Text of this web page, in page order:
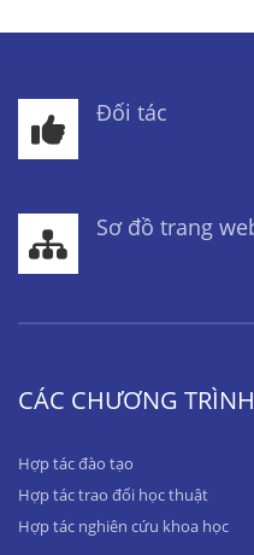
Đối tác
Sơ đồ trang
CÁC CHƯƠNG
Hợp tác đào tạo
Hợp tác trao đổi học thuật
Hợp tác nghiên cứu khoa học